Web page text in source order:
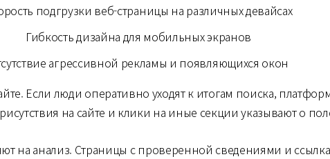
подгрузки веб-страницы на различных девайсах
Гибкость дизайна для мобильных экранов
агрессивной рекламы и появляющихся окон
Если люди оперативно уходят к итогам поиска,
на сайте и клики на иные секции указывают о
на анализ. Страницы с проверенной сведениями и